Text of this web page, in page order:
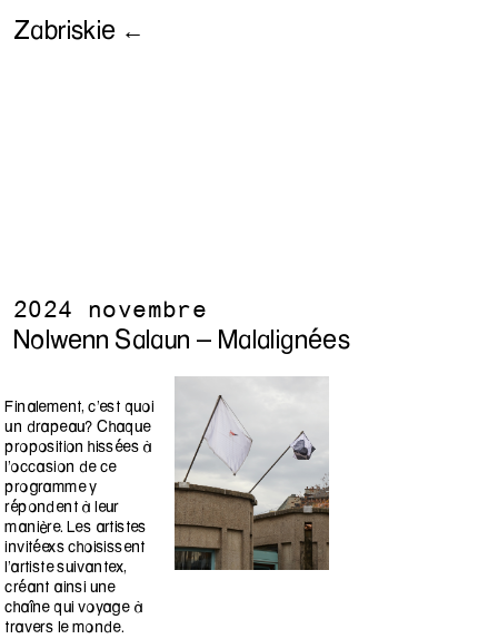
Zabriskie ←
2024 novembre
Nolwenn Salaun - Malalignées
Finalement, c’est quoi
un drapeau? Chaque
proposition hissées à
l’occasion de ce
programme y
répondent à leur
manière. Les artistes
invitéexs choisissent
l’artiste suivantex,
créant ainsi une
chaîne qui voyage à
travers le monde.